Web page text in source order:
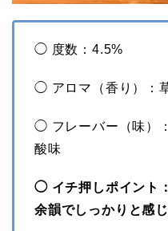
◯ 度数：4.5%
◯ アロマ（香り）：
◯ フレーバー（味）
酸味
◯ イチ押しポイント
余韻でしっかりと感